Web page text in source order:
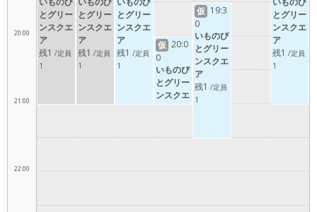
20:00
21:00
22:00
とグリー
ンスクエ
ア
残1 /定員
1
とグリー
ンスクエ
ア
残1 /定員
1
とグリー
ンスクエ
ア
残1 /定員
1
仮 20:0
0
いものび
とグリー
ンスクエ
ア
仮 19:3
0
いものび
とグリー
ンスクエ
ア
残1 /定員
1
とグリー
ンスクエ
ア
残1 /定員
1